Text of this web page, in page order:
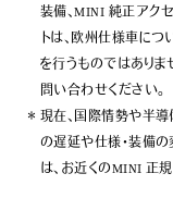
装備、MINI 純正アク
トは、欧州仕様車に
を行うものではありま
問い合わせください。
現在、国際情勢や半導
の遅延や仕様・装備の
は、お近くのMINI 正